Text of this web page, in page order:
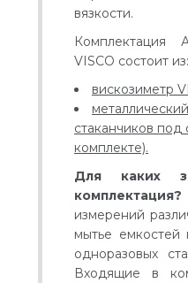
вязкости.
Комплектация
VISCO состоит из:
вискозиметр
стаканчиков под
комплекте).
Для каких
комплектация?
измерений
мытье емкостей
одноразовых
Входящие в